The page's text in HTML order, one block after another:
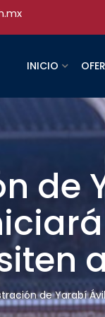
INICIO
de
de Yarabí